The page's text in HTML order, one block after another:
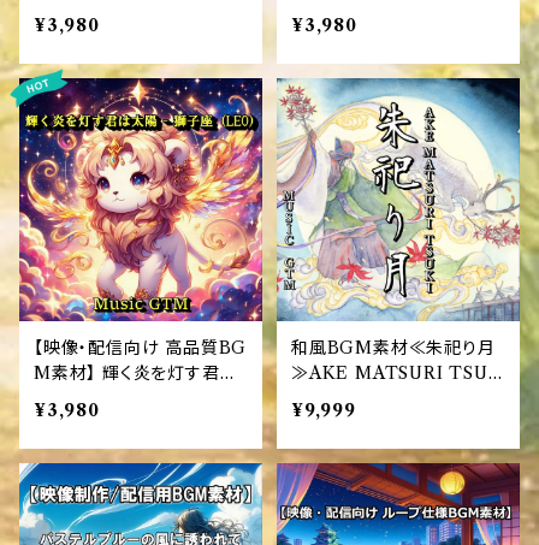
ぐメヌエット - 天秤座（LIB
RA）≫
¥3,980
の花 - 乙女座(VIRGO)≫
¥3,980
【映像・配信向け 高品質BG
M素材】 輝く炎を灯す君は
太陽 - 獅子座（LEO）
¥3,980
和風BGM素材≪朱祀り月
≫AKE MATSURI TSUK
I
¥9,999